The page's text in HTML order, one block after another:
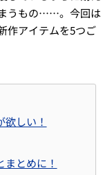
うもの……。今回は
作アイテムを5つご
しい！
とめに！